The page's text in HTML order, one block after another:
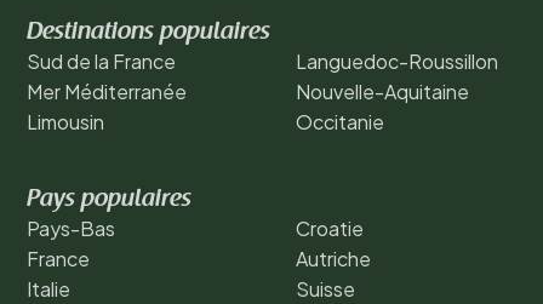
Destinations populaires
Sud de la France
Mer Méditerranée
Limousin
Languedoc-Roussillon
Nouvelle-Aquitaine
Occitanie
Pays populaires
Pays-Bas
France
Italie
Croatie
Autriche
Suisse